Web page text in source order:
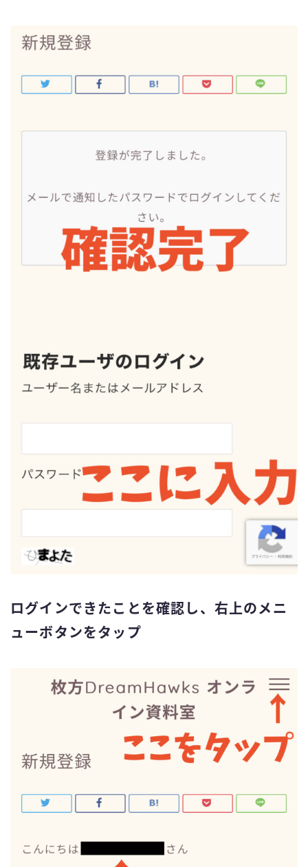
ログインできたことを確認し、右上のメニ
ューボタンをタップ